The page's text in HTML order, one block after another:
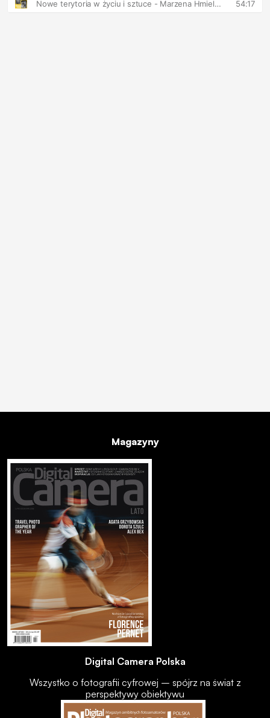
Magazyny
Digital Camera Polska
Wszystko o fotografii cyfrowej – spójrz na świat z
perspektywy obiektywu